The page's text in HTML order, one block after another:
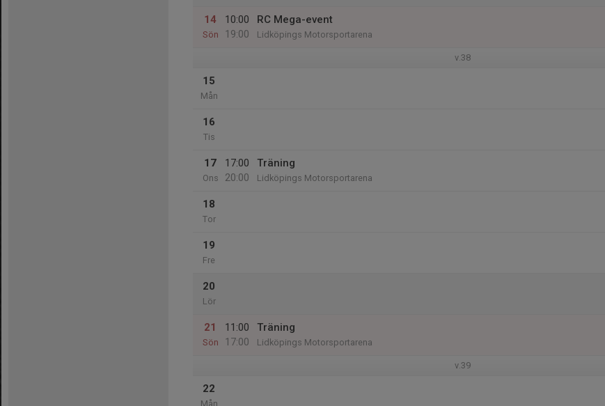
14
Sön
10:00
19:00
RC Mega-event
Lidköpings Motorsportarena
v.38
15
Mån
16
Tis
17
Ons
17:00
20:00
Träning
Lidköpings Motorsportarena
18
Tor
19
Fre
20
Lör
21
Sön
11:00
17:00
Träning
Lidköpings Motorsportarena
v.39
22
Mån